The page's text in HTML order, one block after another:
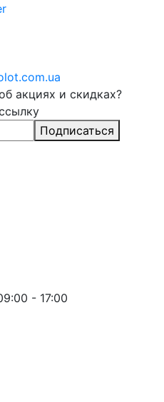
акциях и скидках?
Подписаться
- 17:00